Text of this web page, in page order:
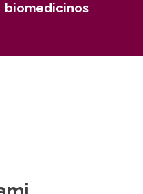
biomedicinos